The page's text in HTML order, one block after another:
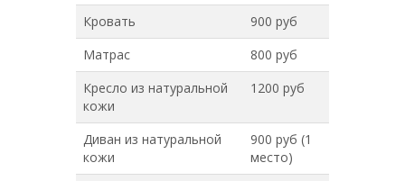
Кровать
900 руб
Матрас
800 руб
Кресло из натуральной
кожи
1200 руб
Диван из натуральной
кожи
900 руб (1
место)